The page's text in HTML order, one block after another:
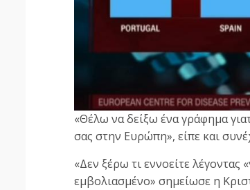
«Θέλω να δείξω ένα γράφημα
σας στην Ευρώπη», είπε και
«Δεν ξέρω τι εννοείτε λέγοντας
εμβολιασμένο» σημείωσε η